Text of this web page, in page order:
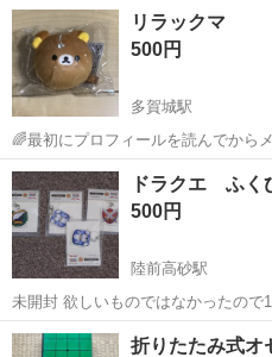
リラックマ
500円
多賀城駅
🌈最初にプロフィールを読んでからメッセー
引場所は、ファミリーマート多賀城
プロフィールをご確認ください。 発送はし
セージにご希望の日...
宮城 多賀城市 多賀城駅
ドラクエ ふく
500円
陸前高砂駅
未開封 欲しいものではなかった
宮城 仙台市 陸前高砂駅
折りたたみ式オ